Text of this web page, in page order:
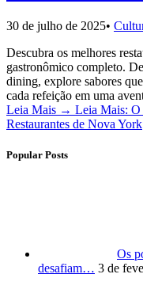
30 de julho de 2025•
Descubra os melhores
gastronômico completo.
dining, explore sabores
cada refeição em uma
Leia Mais → Leia Mais:
Restaurantes de Nova York
Popular Posts
Os
desafiam… 3 de